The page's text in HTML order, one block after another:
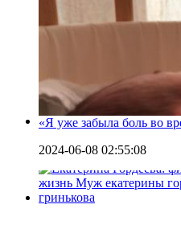
«Я уже забыла боль во
2024-06-08 02:55:08